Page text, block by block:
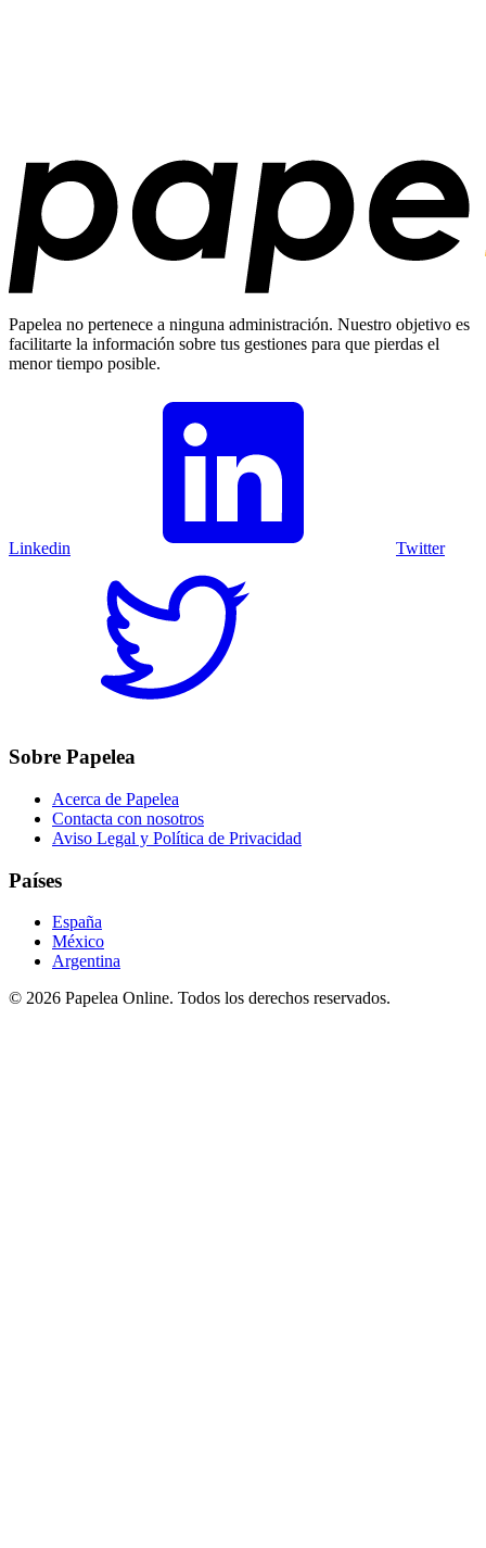
Papelea no pertenece a ninguna administración. Nuestro objetivo es
facilitarte la información sobre tus gestiones para que pierdas el
menor tiempo posible.
Linkedin Twitter
Sobre Papelea
Acerca de Papelea
Contacta con nosotros
Aviso Legal y Política de Privacidad
Países
España
México
Argentina
© 2026 Papelea Online. Todos los derechos reservados.